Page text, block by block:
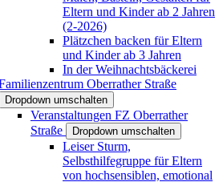
Eltern und Kinder ab 2 Jahren
(2-2026)
Plätzchen backen für Eltern
und Kinder ab 3 Jahren
In der Weihnachtsbäckerei
Oberrather Straße
Dropdown umschalten
Veranstaltungen FZ Oberrather
Straße
Dropdown umschalten
Leiser Sturm,
Selbsthilfegruppe für Eltern
von hochsensiblen, emotional